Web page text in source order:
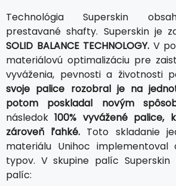
Technológia Superskin
prestavané shafty. Superskin je
SOLID BALANCE TECHNOLOGY. V
materiálovú optimalizáciu pre
vyváženia, pevnosti a životnosti
svoje palice rozobral je na
potom poskladal novým
následok 100% vyvážené
zároveň ľahké. Toto skladanie
materiálu Unihoc
typov. V skupine palíc
palíc: